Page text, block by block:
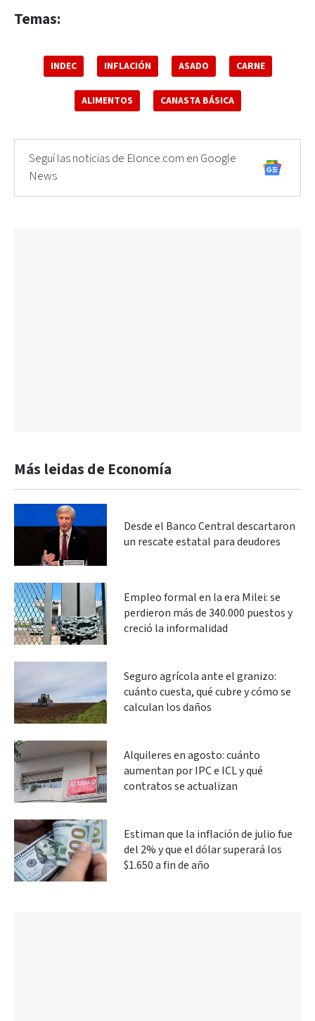
Temas:
INDEC INFLACIÓN ASADO CARNE
ALIMENTOS CANASTA BÁSICA
Seguí las noticias de Elonce.com en Google
News
Más leidas de Economía
Desde el Banco Central descartaron
un rescate estatal para deudores
Empleo formal en la era Milei: se
perdieron más de 340.000 puestos y
creció la informalidad
Seguro agrícola ante el granizo:
cuánto cuesta, qué cubre y cómo se
calculan los daños
Alquileres en agosto: cuánto
aumentan por IPC e ICL y qué
contratos se actualizan
Estiman que la inflación de julio fue
del 2% y que el dólar superará los
$1.650 a fin de año